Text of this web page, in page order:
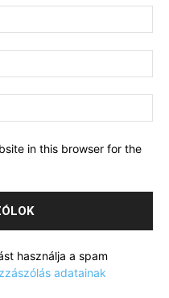
in this browser for the
használja a spam
adatainak